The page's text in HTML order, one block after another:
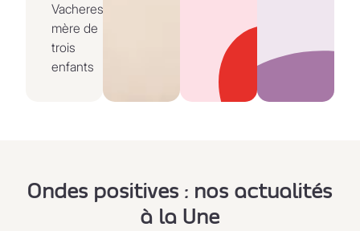
Vacheresse,
mère de
trois
enfants
Ondes positives : nos actualités
à la Une